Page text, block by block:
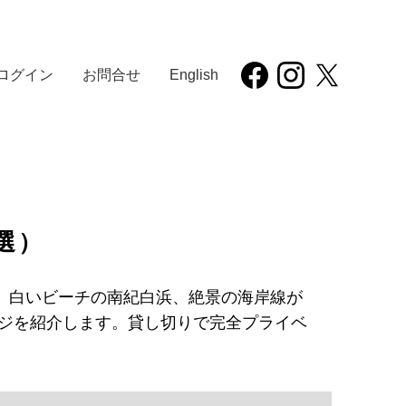
グイン お問合せ English
）
いビーチの南紀白浜、絶景の海岸線が
を紹介します。貸し切りで完全プライベ